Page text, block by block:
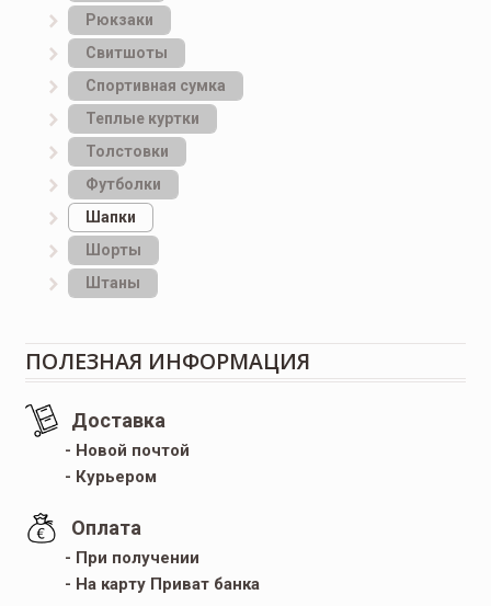
Рюкзаки
Свитшоты
Спортивная сумка
Теплые куртки
Толстовки
Футболки
Шапки
Шорты
Штаны
ПОЛЕЗНАЯ ИНФОРМАЦИЯ
Доставка
- Новой почтой
- Курьером
Оплата
- При получении
- На карту Приват банка